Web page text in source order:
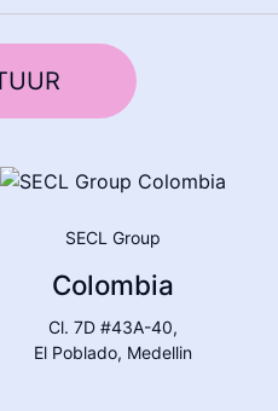
SECL Group
Colombia
Cl. 7D #43A-40,
El Poblado, Medellin